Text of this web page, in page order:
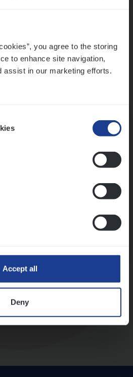
you agree to the storing
to enhance site navigation,
assist in our marketing efforts.
Accept all
Deny